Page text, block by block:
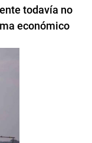
todavía no
económico